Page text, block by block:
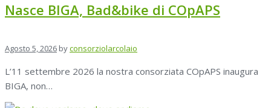
Nasce BIGA, Bad&bike di COpAPS
Agosto 5, 2026 byconsorziolarcolaio
L’11 settembre 2026 la nostra consorziata COpAPS inaugura
BIGA, non…